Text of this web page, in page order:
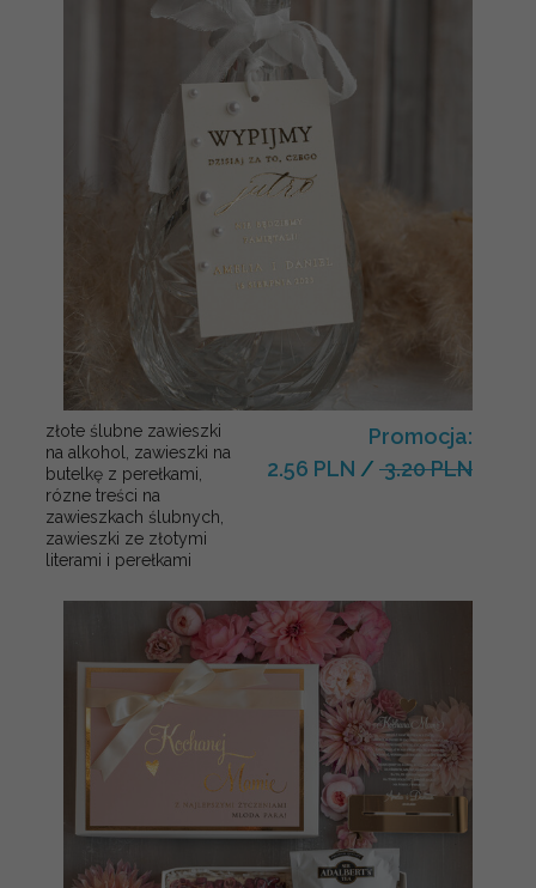
złote ślubne zawieszki
na alkohol, zawieszki na
butelkę z perełkami,
rózne treści na
zawieszkach ślubnych,
zawieszki ze złotymi
literami i perełkami
Promocja:
2.56 PLN / 3.20 PLN